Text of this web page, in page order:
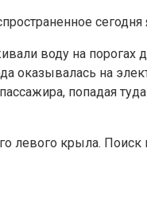
воду на порогах
оказывалась на
попадая
левого крыла.